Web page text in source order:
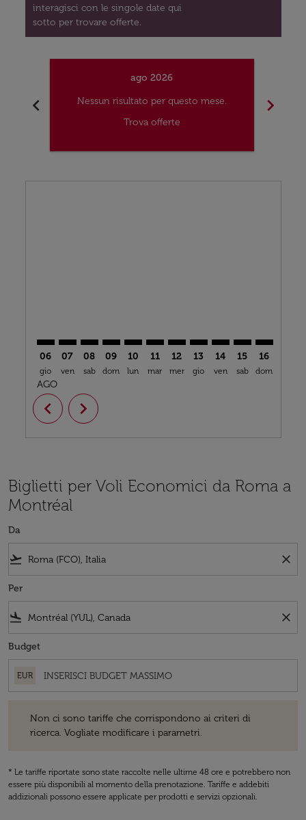
interagisci con le singole date qui
sotto per trovare offerte.
chevron_left
ago 2026
Nessun risultato per questo mese.
Trova offerte
chevron_right
06
gio
AGO
07
ven
08
sab
09
dom
10
lun
11
mar
12
mer
13
gio
14
ven
15
sab
16
dom
chevron_left chevron_right
Biglietti per Voli Economici da Roma a
Montréal
Da
flight_takeoff close
Per
flight_land close
Budget
EUR
Non ci sono tariffe che corrispondono ai criteri di
ricerca. Vogliate modificare i parametri.
* Le tariffe riportate sono state raccolte nelle ultime 48 ore e potrebbero non
essere più disponibili al momento della prenotazione. Tariffe e addebiti
addizionali possono essere applicate per prodotti e servizi opzionali.